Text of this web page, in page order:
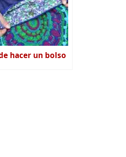
hacer un bolso